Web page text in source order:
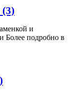
(3)
и
Более подробно в